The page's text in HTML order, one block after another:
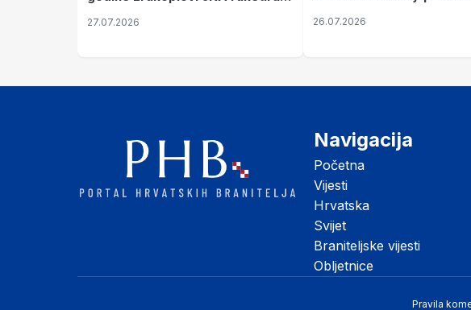
su vojarnu i obučni centar "Nikola
27.07.2026
pronalaze mir
26.07.2026
Navigacija
Početna
Vijesti
Hrvatska
Svijet
Braniteljske vijesti
Obljetnice
Pravila